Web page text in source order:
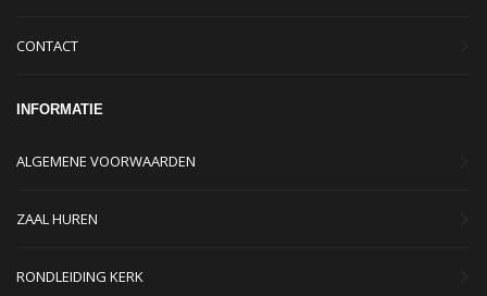
CONTACT
INFORMATIE
ALGEMENE VOORWAARDEN
ZAAL HUREN
RONDLEIDING KERK